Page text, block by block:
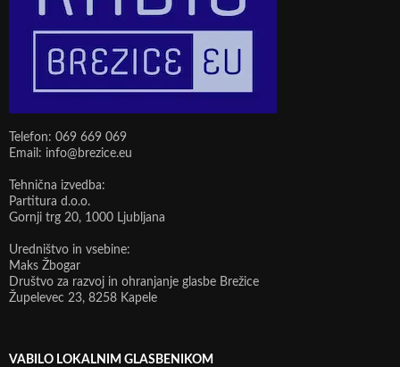
Telefon: 069 669 069
Email: info@brezice.eu
Tehnična izvedba:
Partitura d.o.o.
Gornji trg 20, 1000 Ljubljana
Uredništvo in vsebine:
Maks Žbogar
Društvo za razvoj in ohranjanje glasbe Brežice
Župelevec 23, 8258 Kapele
VABILO LOKALNIM GLASBENIKOM